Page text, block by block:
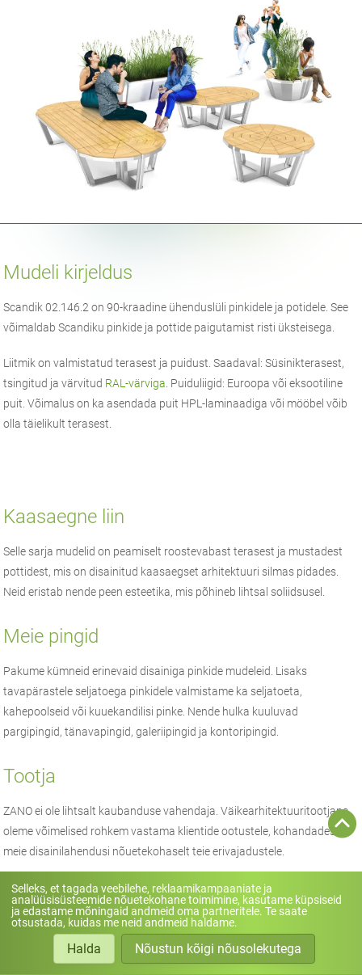
Mudeli kirjeldus
Scandik 02.146.2 on 90-kraadine ühenduslüli pinkidele ja potidele. See
võimaldab Scandiku pinkide ja pottide paigutamist risti üksteisega.
Liitmik on valmistatud terasest ja puidust. Saadaval: Süsinikterasest,
tsingitud ja värvitud RAL-värviga . Puiduliigid: Euroopa või eksootiline
puit. Võimalus on ka asendada puit HPL-laminaadiga või mööbel võib
olla täielikult terasest.
Kaasaegne liin
Selle sarja mudelid on peamiselt roostevabast terasest ja mustadest
pottidest, mis on disainitud kaasaegset arhitektuuri silmas pidades.
Neid eristab nende peen esteetika, mis põhineb lihtsal soliidsusel.
Meie pingid
Pakume kümneid erinevaid disainiga pinkide mudeleid. Lisaks
tavapärastele seljatoega pinkidele valmistame ka seljatoeta,
kahepoolseid või kuuekandilisi pinke. Nende hulka kuuluvad
pargipingid, tänavapingid, galeriipingid ja kontoripingid.
Tootja
ZANOei ole lihtsalt kaubanduse vahendaja.Väikearhitektuuritootjana
oleme võimelised rohkem vastama klientide ootustele, kohandades
meie disainilahendusi nõuetekohaselt teie erivajadustele.
Selleks, et tagada veebilehe, reklaamikampaaniate ja
analüüsisüsteemide nõuetekohane toimimine, kasutame küpsiseid
ja edastame mõningaid andmeid oma partneritele. Te saate
otsustada, kuidas me neid andmeid haldame.
Halda Nõustun kõigi nõusolekutega